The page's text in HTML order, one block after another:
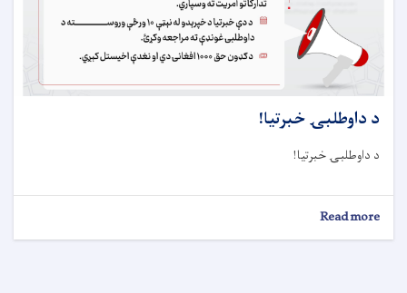
د داوطلبۍ خبرتيا!
د داوطلبۍ خبرتيا!
Read more
د